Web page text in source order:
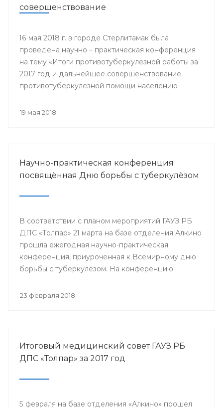
совершенствование
16 мая 2018 г. в городе Стерлитамак была
проведена научно – практическая конференция
на тему «Итоги противотуберкулезной работы за
2017 год и дальнейшее совершенствование
противотуберкулезной помощи населению
19 мая 2018
Научно-практическая конференция
посвящённая Дню борьбы с туберкулёзом
В соответствии с планом мероприятий ГАУЗ РБ
ДПС «Толпар» 21 марта на базе отделения Алкино
прошла ежегодная научно-практическая
конференция, приуроченная к Всемирному дню
борьбы с туберкулёзом. На конференцию
санатория, а так же почётные гости.
23 февраля 2018
Итоговый медицинский совет ГАУЗ РБ
ДПС «Толпар» за 2017 год
5 февраля на базе отделения «Алкино» прошел